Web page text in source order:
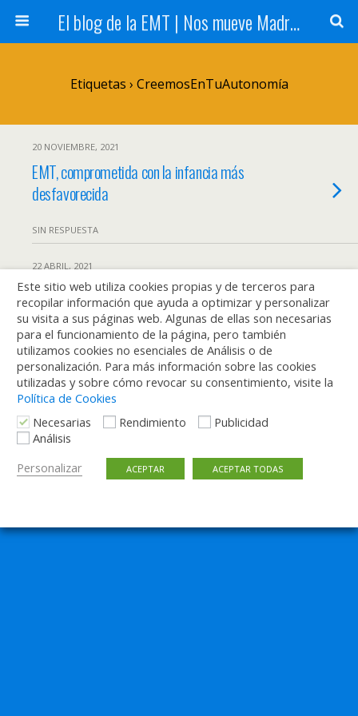
El blog de la EMT | Nos mueve Madrid
Etiquetas › CreemosEnTuAutonomía
20 NOVIEMBRE, 2021
EMT, comprometida con la infancia más
desfavorecida
SIN RESPUESTA
22 ABRIL, 2021
Nuestros chaquetas verdes
SIN RESPUESTA
Volver arriba
Móvil Escritorio
Este sitio web utiliza cookies propias y de terceros para
recopilar información que ayuda a optimizar y personalizar
su visita a sus páginas web. Algunas de ellas son necesarias
para el funcionamiento de la página, pero también
utilizamos cookies no esenciales de Análisis o de
personalización. Para más información sobre las cookies
utilizadas y sobre cómo revocar su consentimiento, visite la
Política de Cookies
Necesarias
Rendimiento
Publicidad
Análisis
Personalizar
ACEPTAR ACEPTAR TODAS